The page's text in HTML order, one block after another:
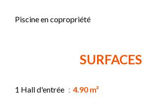
Piscine en copropriété
SURFACES
1 Hall d'entrée 4.90 m²